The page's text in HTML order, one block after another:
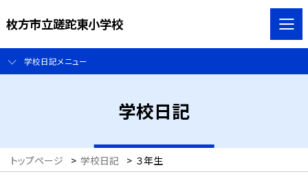
枚方市立蹉跎東小学校
学校日記メニュー
学校日記
トップページ > 学校日記 > ３年生